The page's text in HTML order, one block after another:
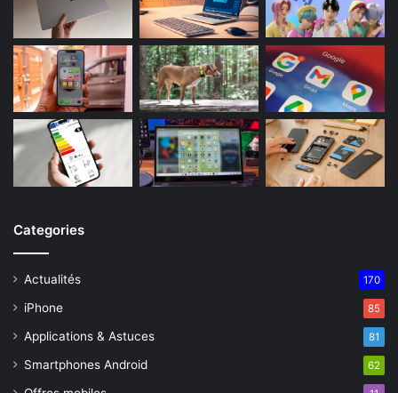
Categories
Actualités 170
iPhone 85
Applications & Astuces 81
Smartphones Android 62